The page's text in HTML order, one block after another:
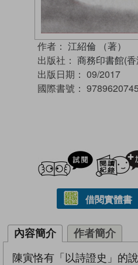
作者： 江紹倫 （著）
出版社： 商務印書館(
出版日期： 09/2017
國際書號：
試閲
借閱實體書
內容簡介 作者簡介
陳寅恪有「以詩證史」的